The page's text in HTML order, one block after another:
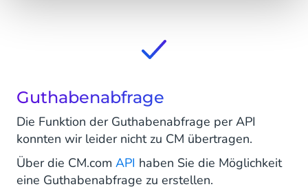
Guthabenabfrage
Die Funktion der Guthabenabfrage per API
konnten wir leider nicht zu CM übertragen.
Über die CM.com API haben Sie die Möglichkeit
eine Guthabenabfrage zu erstellen.